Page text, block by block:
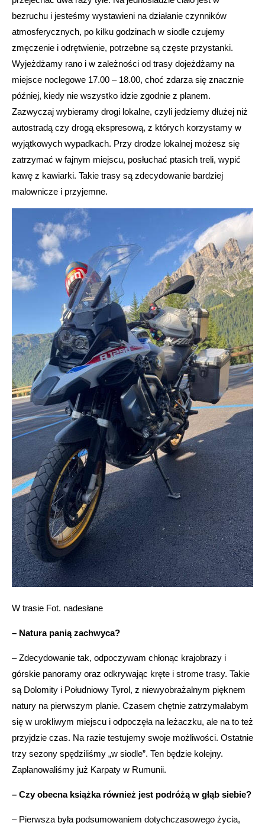
bezruchu i jesteśmy wystawieni na działanie czynników
atmosferycznych, po kilku godzinach w siodle czujemy
zmęczenie i odrętwienie, potrzebne są częste przystanki.
Wyjeżdżamy rano i w zależności od trasy dojeżdżamy na
miejsce noclegowe 17.00 – 18.00, choć zdarza się znacznie
później, kiedy nie wszystko idzie zgodnie z planem.
Zazwyczaj wybieramy drogi lokalne, czyli jedziemy dłużej niż
autostradą czy drogą ekspresową, z których korzystamy w
wyjątkowych wypadkach. Przy drodze lokalnej możesz się
zatrzymać w fajnym miejscu, posłuchać ptasich treli, wypić
kawę z kawiarki. Takie trasy są zdecydowanie bardziej
malownicze i przyjemne.
W trasie Fot. nadesłane
– Natura panią zachwyca?
– Zdecydowanie tak, odpoczywam chłonąc krajobrazy i
górskie panoramy oraz odkrywając kręte i strome trasy. Takie
są Dolomity i Południowy Tyrol, z niewyobrażalnym pięknem
natury na pierwszym planie. Czasem chętnie zatrzymałabym
się w urokliwym miejscu i odpoczęła na leżaczku, ale na to też
przyjdzie czas. Na razie testujemy swoje możliwości. Ostatnie
trzy sezony spędziliśmy „w siodle”. Ten będzie kolejny.
Zaplanowaliśmy już Karpaty w Rumunii.
– Czy obecna książka również jest podróżą w głąb siebie?
– Pierwsza była podsumowaniem dotychczasowego życia,